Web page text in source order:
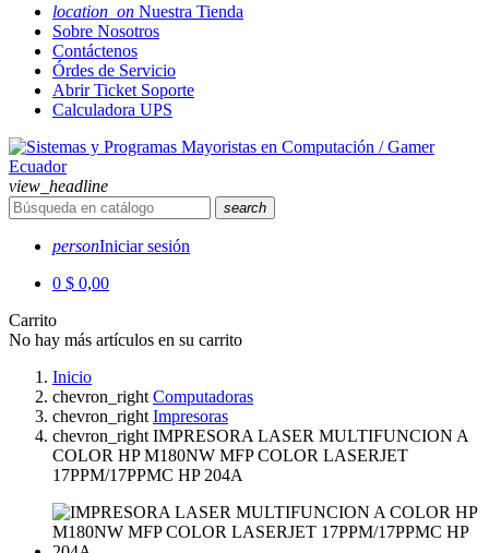
location_on Nuestra Tienda
Sobre Nosotros
Contáctenos
Órdes de Servicio
Abrir Ticket Soporte
Calculadora UPS
view_headline
search
personIniciar sesión
0 $ 0,00
Carrito
No hay más artículos en su carrito
Inicio
chevron_right Computadoras
chevron_right Impresoras
chevron_right IMPRESORA LASER MULTIFUNCION A
COLOR HP M180NW MFP COLOR LASERJET
17PPM/17PPMC HP 204A